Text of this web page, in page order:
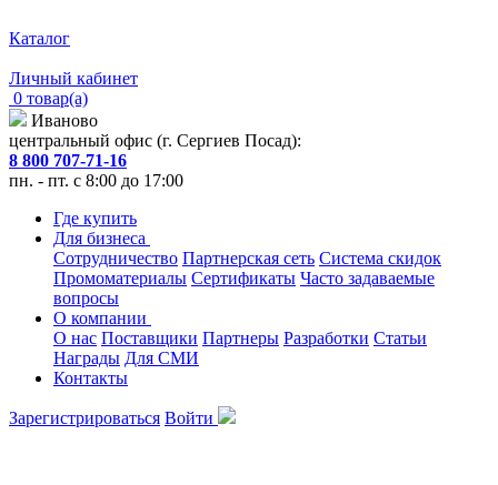
Каталог
Личный кабинет
0 товар(а)
Иваново
центральный офис (г. Сергиев Посад):
8 800 707-71-16
пн. - пт. с 8:00 до 17:00
Где купить
Для бизнеса
Сотрудничество Партнерская сеть Система скидок
Промоматериалы Сертификаты Часто задаваемые
вопросы
О компании
О нас Поставщики Партнеры Разработки Статьи
Награды Для СМИ
Контакты
Зарегистрироваться Войти